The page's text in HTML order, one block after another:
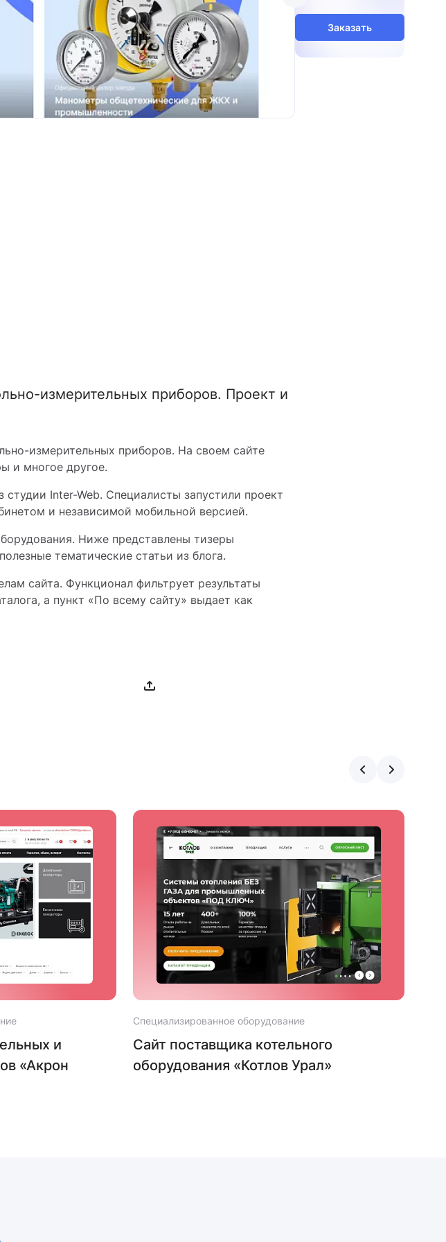
измерительных приборов. Проект и
измерительных приборов. На своем сайте
и многое другое.
Inter-Web. Специалисты запустили проект
и независимой мобильной версией.
Ниже представлены тизеры
тематические статьи из блога.
сайта. Функционал фильтрует результаты
а пункт «По всему сайту» выдает как
Заказать
и
«Акрон
Специализированное оборудование
Cайт поставщика котельного
оборудования «Котлов Урал»